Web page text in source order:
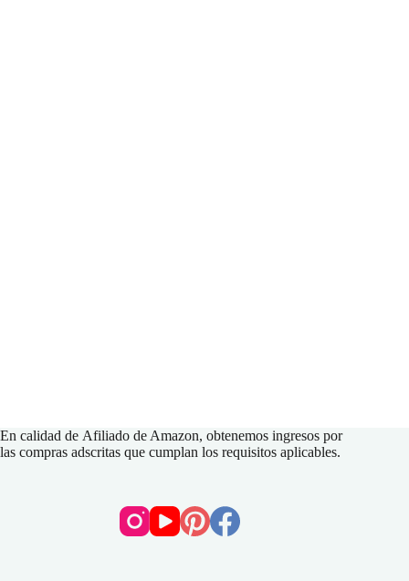
En calidad de Afiliado de Amazon, obtenemos ingresos por
las compras adscritas que cumplan los requisitos aplicables.